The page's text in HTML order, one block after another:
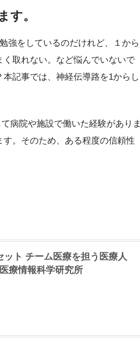
す。
強をしているのだけれど、１から
取れない。など悩んでいないで
記事では、神経伝導路を1からし
病院や施設で働いた経験がありま
。そのため、ある程度の信頼性
ト チーム医療を担う医療人
療情報科学研究所